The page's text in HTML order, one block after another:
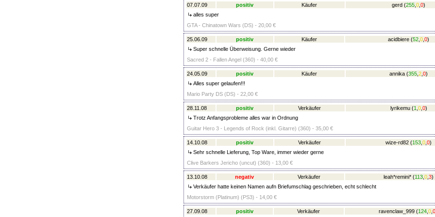
07.07.09 positiv Käufer gerd (255 0 0)
alles super
GTA - Chinatown Wars (DS) - 20,00 €
25.06.09 positiv Käufer acidbiere (52, 0, 0)
Super schnelle Überweisung. Gerne wieder
Sacred 2 - Fallen Angel (360) - 40,00 €
24.05.09 positiv Käufer annika (355 2 0)
Alles super gelaufen!!!
Mario Party DS (DS) - 22,00 €
28.11.08 positiv Verkäufer lyrikemu (1 0, 0)
Trotz Anfangsprobleme alles war in Ordnung
Guitar Hero 3 - Legends of Rock (inkl. Gitarre) (360) - 35,00 €
14.10.08 positiv Verkäufer wize-rd82 (153 0 0)
Sehr schnelle Lieferung, Top Ware, immer wieder gerne
Clive Barkers Jericho (uncut) (360) - 13,00 €
13.10.08 negativ Verkäufer leah*remini* (113, 0, 3)
Verkäufer hatte keinen Namen aufn Briefumschlag geschrieben, echt schlecht
Motorstorm (Platinum) (PS3) - 14,00 €
27.09.08 positiv Verkäufer ravenclaw_999 (124 0 0